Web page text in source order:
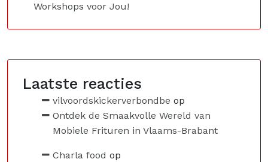
Workshops voor Jou!
Laatste reacties
vilvoordskickerverbondbe op
Ontdek de Smaakvolle Wereld van
Mobiele Frituren in Vlaams-Brabant
Charla food op